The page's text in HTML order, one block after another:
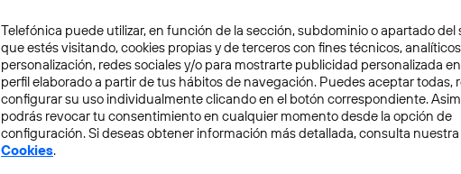
Los 8 anuncios más locos
Telefónica puede utilizar, en función de la sección, subdominio o apartado del
que estés visitando, cookies propias y de terceros con fines técnicos,
personalización, redes sociales y/o para mostrarte publicidad personalizada
perfil elaborado a partir de tus hábitos de navegación. Puedes aceptar todas,
configurar su uso individualmente clicando en el botón correspondiente.
podrás revocar tu consentimiento en cualquier momento desde la opción de
configuración. Si deseas obtener información más detallada, consulta nuestra
Cookies.